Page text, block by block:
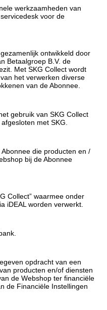
werkzaamheden van
voor de
ontwikkeld door
Betaalgroep B.V. de
Met SKG Collect wordt
het verwerken diverse
van de Abonnee.
gebruik van SKG Collect
met SKG.
die producten en /
bij de Abonnee
Collect” waarmee onder
iDEAL worden verwerkt.
opdracht van een
producten en/of diensten
de Webshop ter financiële
de Financiële Instellingen